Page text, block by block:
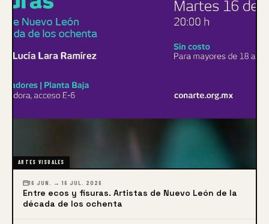
ARTES VISUALES
16 JUN. → 16 JUL. 2026
Entre ecos y fisuras. Artistas de Nuevo León de la
década de los ochenta